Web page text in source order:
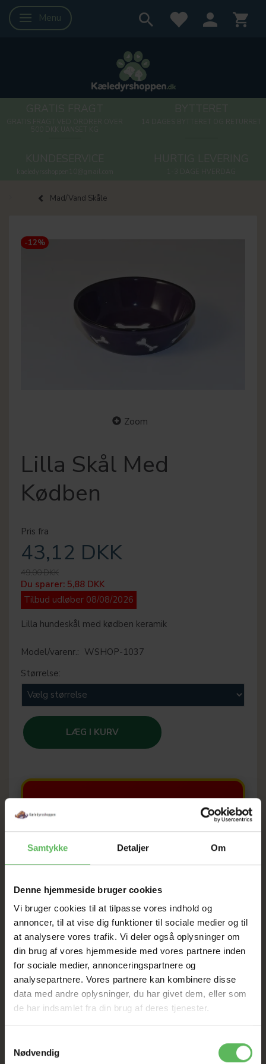
Samtykke Detaljer Om
Denne hjemmeside bruger cookies
Vi bruger cookies til at tilpasse vores indhold og
annoncer, til at vise dig funktioner til sociale medier og til
at analysere vores trafik. Vi deler også oplysninger om
din brug af vores hjemmeside med vores partnere inden
for sociale medier, annonceringspartnere og
analysepartnere. Vores partnere kan kombinere disse
data med andre oplysninger, du har givet dem, eller som
de har indsamlet fra din brug af deres tjenester.
Nødvendig
Skifte navigation
Menu
Mad/Vand Skåle
-12%
Zoom
Lilla Skål Med
Kødben
Pris fra
43,12 DKK
49,00 DKK
Du sparer: 5,88 DKK
Tilbud udløber 08/08/2026
Lilla hundeskål med kødben keramik
Model/varenr.: WSHOP-1037
Størrelse:
LÆG I KURV
UDSALG
HELE WEBSHOPPEN ER
SAT NED
Tilbud GÆLDER IKKE
I FYSISK BUTIKKERE